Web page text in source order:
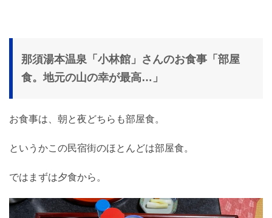
那須湯本温泉「小林館」さんのお食事「部屋
食。地元の山の幸が最高…」
お食事は、朝と夜どちらも部屋食。
というかこの民宿街のほとんどは部屋食。
ではまずは夕食から。